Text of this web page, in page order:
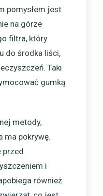
pomysłem jest
na górze
filtra, który
do środka liści,
Taki
gumką
metody,
ma pokrywę.
przed
i
również